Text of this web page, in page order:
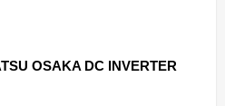
OSAKA DC INVERTER